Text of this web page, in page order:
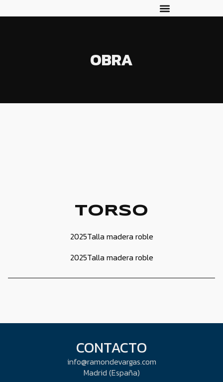
OBRA
TORSO
2025Talla madera roble
2025Talla madera roble
CONTACTO
info@ramondevargas.com
Madrid (España)